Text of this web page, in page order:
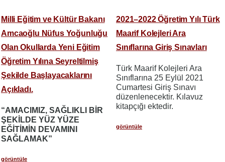
Milli Eğitim ve Kültür Bakanı
Amcaoğlu Nüfus Yoğunluğu
Olan Okullarda Yeni Eğitim
Öğretim Yılına Seyreltilmiş
Şekilde Başlayacaklarını
Açıkladı.
“AMACIMIZ, SAĞLIKLI BİR
ŞEKİLDE YÜZ YÜZE
EĞİTİMİN DEVAMINI
SAĞLAMAK”
görüntüle
2021–2022 Öğretim Yılı Türk
Maarif Kolejleri Ara
Sınıflarına Giriş Sınavları
Türk Maarif Kolejleri Ara
Sınıflarına 25 Eylül 2021
Cumartesi Giriş Sınavı
düzenlenecektir. Kılavuz
kitapçığı ektedir.
görüntüle